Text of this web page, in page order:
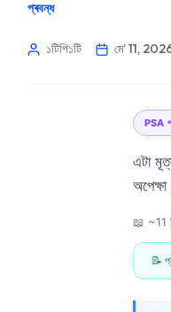
প্ৰবন্ধ
১টিপি১টি মে’ 11,
PSA
এটা
📖 ~11
📝